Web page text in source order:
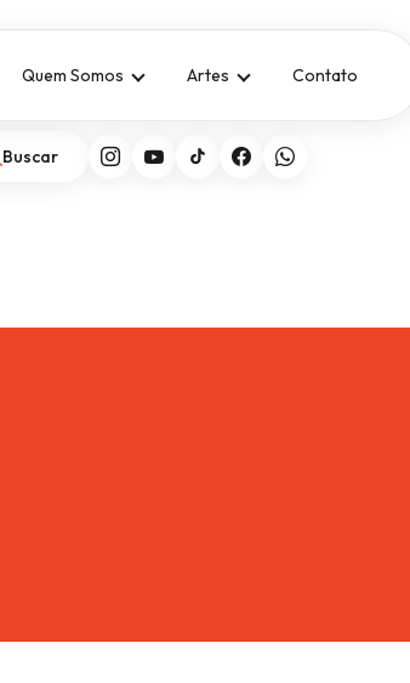
Quem Somos Artes Contato
Buscar